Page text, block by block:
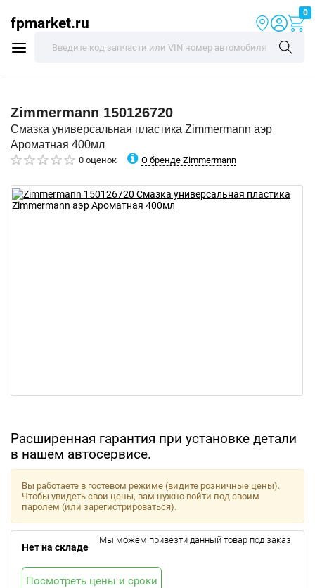
fpmarket.ru
0
Zimmermann 150126720
Смазка универсальная пластика Zimmermann аэр
Ароматная 400мл
0 оценок О бренде Zimmermann
Расширенная гарантия при установке детали
в нашем автосервисе.
Вы работаете в гостевом режиме (видите розничные цены).
Чтобы увидеть свои цены, вам нужно войти под своим
паролем (или зарегистрироваться).
Нет на складе
Мы можем привезти данный товар под заказ.
Посмотреть цены и сроки